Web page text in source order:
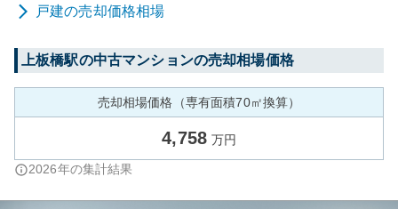
戸建の売却価格相場
上板橋駅の中古マンションの売却相場価格
売却相場価格（専有面積70㎡換算）
4,758 万円
2026年の集計結果